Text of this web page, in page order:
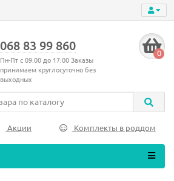
068 83 99 860
Пн-Пт с 09:00 до 17:00 Заказы
принимаем круглосуточно без
выходных
0
Акции Комплекты в роддом